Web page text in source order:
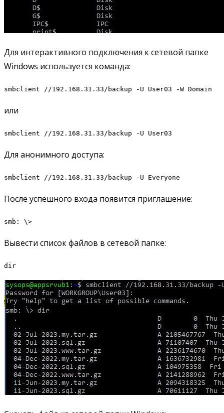
Для интерактивного подключения к сетевой папке
Windows используется команда:
smbclient //192.168.31.33/backup -U User03 -W Domain
или
smbclient //192.168.31.33/backup -U User03
Для анонимного доступа:
smbclient //192.168.31.33/backup -U Everyone
После успешного входа появится приглашение:
smb: \>
Вывести список файлов в сетевой папке:
dir